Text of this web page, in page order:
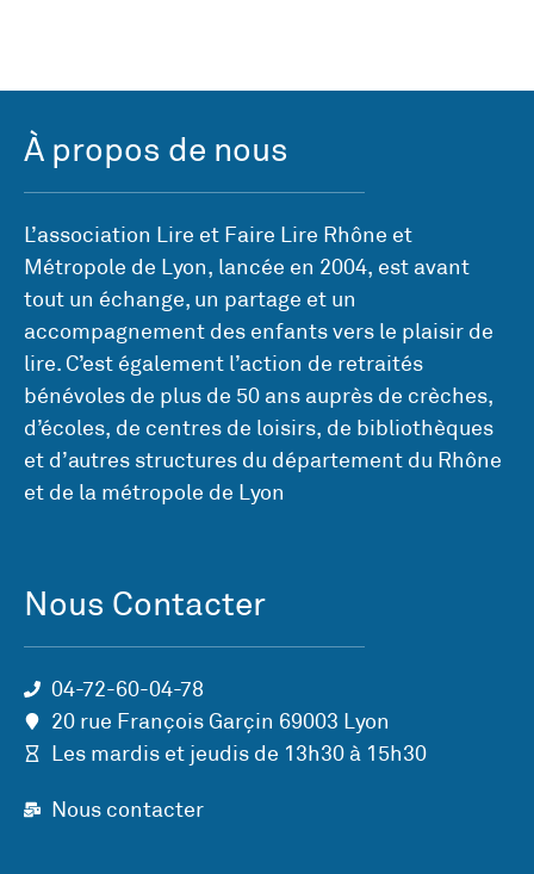
À propos de nous
L’association Lire et Faire Lire Rhône et
Métropole de Lyon, lancée en 2004, est avant
tout un échange, un partage et un
accompagnement des enfants vers le plaisir de
lire. C’est également l’action de retraités
bénévoles de plus de 50 ans auprès de crèches,
d’écoles, de centres de loisirs, de bibliothèques
et d’autres structures du département du Rhône
et de la métropole de Lyon
Nous Contacter
04-72-60-04-78
20 rue François Garçin 69003 Lyon
Les mardis et jeudis de 13h30 à 15h30
Nous contacter